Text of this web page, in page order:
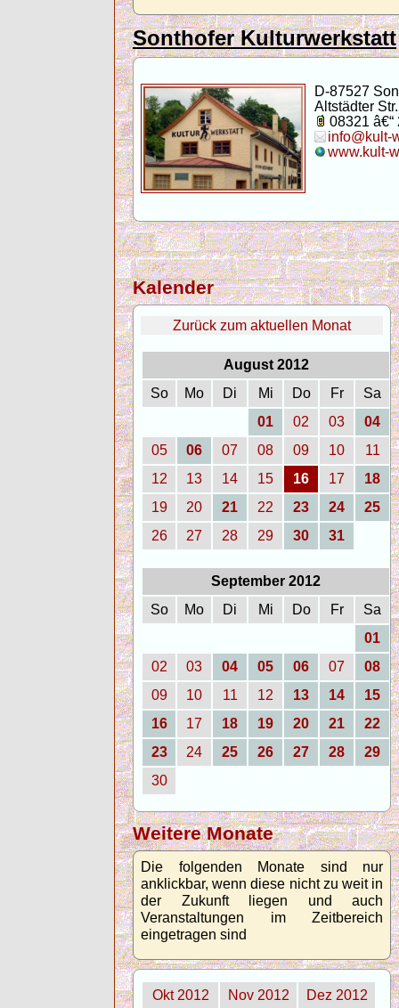
Sonthofer Kulturwerkstatt
D-87527
Altstädter
08321 â€“
info@kult-
www.kult-
Kalender
Zurück zum aktuellen Monat
August 2012
So
Mo Di Mi Do Fr
Sa
01
02 03
04
05
06 07 08 09 10
11
12
13 14 15 16 17
18
19
20 21 22 23 24
25
26
27 28 29 30 31
September 2012
So
Mo Di Mi Do Fr
Sa
01
02
03 04 05 06 07
08
09
10 11 12 13 14
15
16
17 18 19 20 21
22
23
24 25 26 27 28
29
30
Weitere Monate
Die folgenden Monate sind nur
anklickbar, wenn diese nicht zu weit in
der Zukunft liegen und auch
Veranstaltungen im Zeitbereich
eingetragen sind
Okt 2012 Nov 2012
Dez 2012